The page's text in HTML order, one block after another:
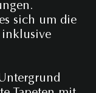
sich um die